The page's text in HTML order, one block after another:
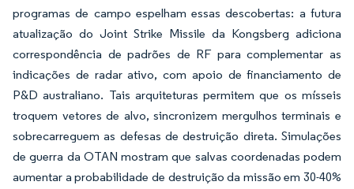
programas de campo espelham essas descobertas: a futura
atualização do Joint Strike Missile da Kongsberg adiciona
correspondência de padrões de RF para complementar as
indicações de radar ativo, com apoio de financiamento de
P&D australiano. Tais arquiteturas permitem que os mísseis
troquem vetores de alvo, sincronizem mergulhos terminais e
sobrecarreguem as defesas de destruição direta. Simulações
de guerra da OTAN mostram que salvas coordenadas podem
aumentar a probabilidade de destruição da missão em 30-40%